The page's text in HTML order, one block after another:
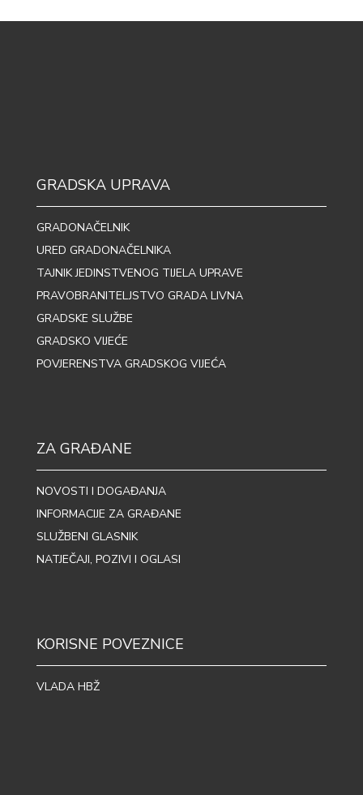
GRADSKA UPRAVA
GRADONAČELNIK
URED GRADONAČELNIKA
TAJNIK JEDINSTVENOG TIJELA UPRAVE
PRAVOBRANITELJSTVO GRADA LIVNA
GRADSKE SLUŽBE
GRADSKO VIJEĆE
POVJERENSTVA GRADSKOG VIJEĆA
ZA GRAĐANE
NOVOSTI I DOGAĐANJA
INFORMACIJE ZA GRAĐANE
SLUŽBENI GLASNIK
NATJEČAJI, POZIVI I OGLASI
KORISNE POVEZNICE
VLADA HBŽ